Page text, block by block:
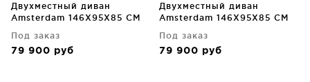
Двухместный диван
Amsterdam 146X95X85 CM
Под заказ
79 900 руб
Двухместный диван
Amsterdam 146X95X85 CM
Под заказ
79 900 руб